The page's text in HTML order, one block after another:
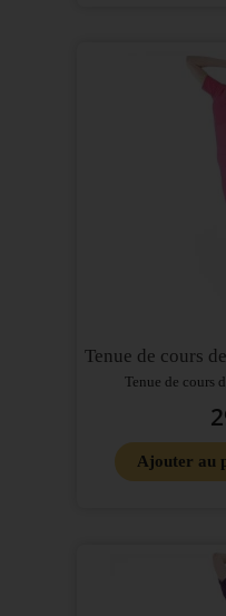
Tenue de cours
Tenue de cours
Ajouter au